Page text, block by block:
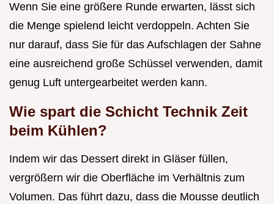
Wenn Sie eine größere Runde erwarten, lässt sich
die Menge spielend leicht verdoppeln. Achten Sie
nur darauf, dass Sie für das Aufschlagen der Sahne
eine ausreichend große Schüssel verwenden, damit
genug Luft untergearbeitet werden kann.
Wie spart die Schicht Technik Zeit
beim Kühlen?
Indem wir das Dessert direkt in Gläser füllen,
vergrößern wir die Oberfläche im Verhältnis zum
Volumen. Das führt dazu, dass die Mousse deutlich